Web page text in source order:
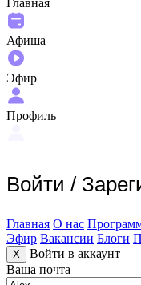
Афиша
Эфир
Профиль
Войти /
Главная О нас
Эфир Вакансии Блоги
X
Войти в аккаунт
Ваша почта